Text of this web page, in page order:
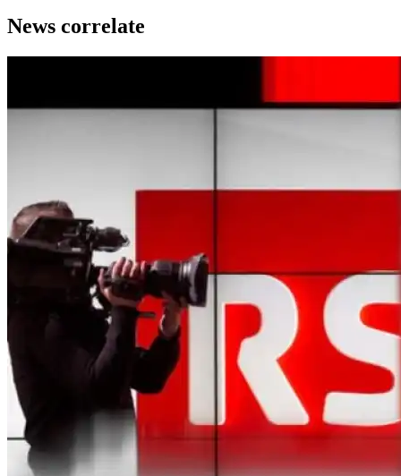
News correlate